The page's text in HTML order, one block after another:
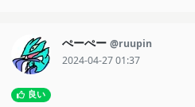
ぺーぺー @ruupin
2024-04-27 01:37
良い